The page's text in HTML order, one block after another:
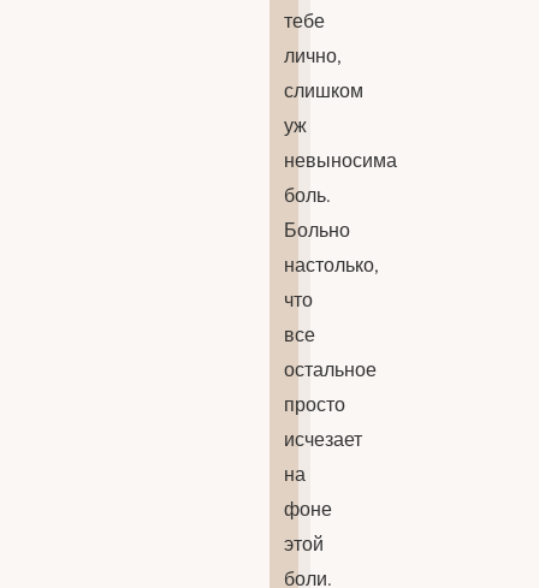
тебе
лично,
слишком
уж
невыносима
боль.
Больно
настолько,
что
все
остальное
просто
исчезает
на
фоне
этой
боли.